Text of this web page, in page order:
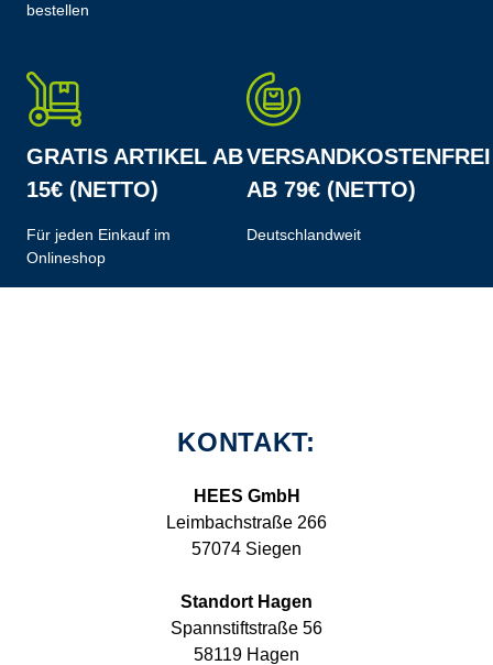
bestellen
GRATIS ARTIKEL AB
15€ (NETTO)
Für jeden Einkauf im
Onlineshop
VERSANDKOSTENFREI
AB 79€ (NETTO)
Deutschlandweit
KONTAKT:
HEES GmbH
Leimbachstraße 266
57074 Siegen
Standort Hagen
Spannstiftstraße 56
58119 Hagen